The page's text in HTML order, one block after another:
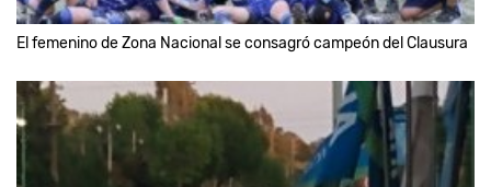
El femenino de Zona Nacional se consagró campeón del Clausura